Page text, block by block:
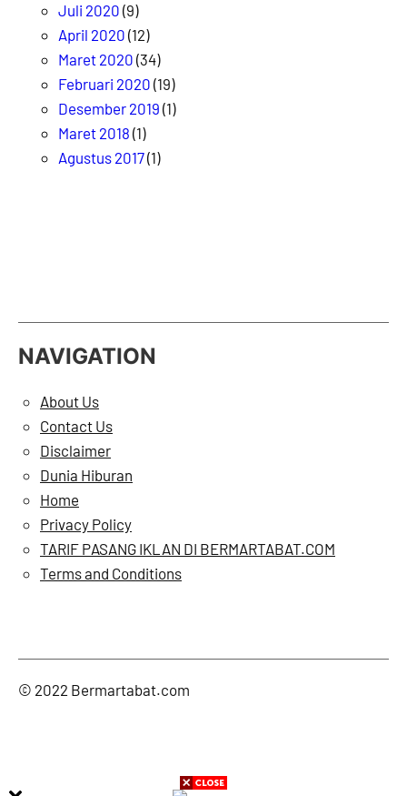
Juli 2020 (9)
April 2020 (12)
Maret 2020 (34)
Februari 2020 (19)
Desember 2019 (1)
Maret 2018 (1)
Agustus 2017(1)
NAVIGATION
About Us
Contact Us
Disclaimer
Dunia Hiburan
Home
Privacy Policy
TARIF PASANG IKLAN DI BERMARTABAT.COM
Terms and Conditions
© 2022 Bermartabat.com